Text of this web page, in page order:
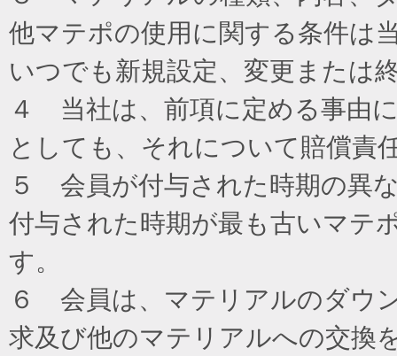
他マテポの使用に関する条件は
いつでも新規設定、変更または
４ 当社は、前項に定める事由
としても、それについて賠償責
５ 会員が付与された時期の異
付与された時期が最も古いマテ
す。
６ 会員は、マテリアルのダウ
求及び他のマテリアルへの交換